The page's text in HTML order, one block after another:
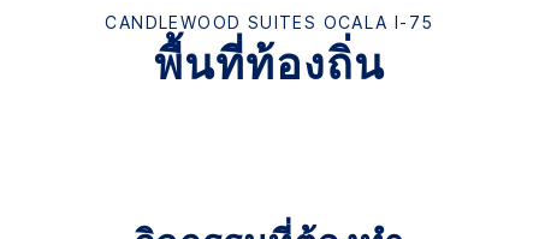
CANDLEWOOD SUITES OCALA I-75
พื้นที่ท้องถิ่น